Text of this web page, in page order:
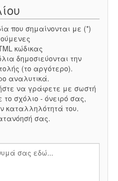
που σημαίνονται με (*)
κώδικας
δημοσιεύονται την
(το αργότερο).
αναλυτικά.
να γράφετε με σωστή
σχόλιο - όνειρό σας,
καταλληλότητά του.
σας.